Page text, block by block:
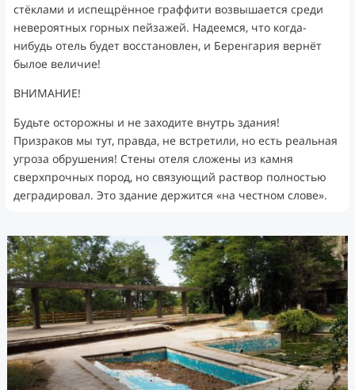
стёклами и испещрённое граффити возвышается среди
невероятных горных пейзажей. Надеемся, что когда-
нибудь отель будет восстановлен, и Беренгария вернёт
былое величие!
ВНИМАНИЕ!
Будьте осторожны и не заходите внутрь здания!
Призраков мы тут, правда, не встретили, но есть реальная
угроза обрушения! Стены отеля сложены из камня
сверхпрочных пород, но связующий раствор полностью
деградировал. Это здание держится «на честном слове».